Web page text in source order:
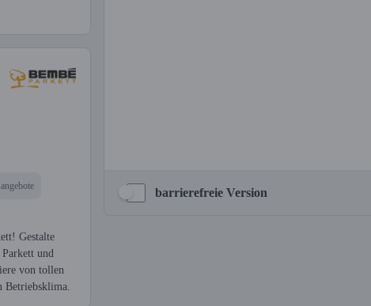
Gestalte
Parkett und
von tollen
Betriebsklima.
barrierefreie Version